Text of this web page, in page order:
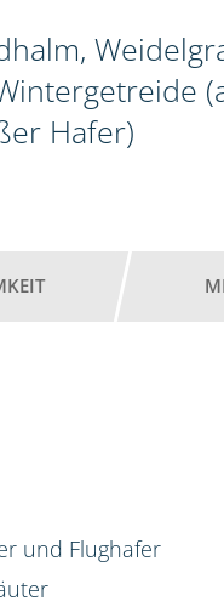
Hafer)
und Flughafer